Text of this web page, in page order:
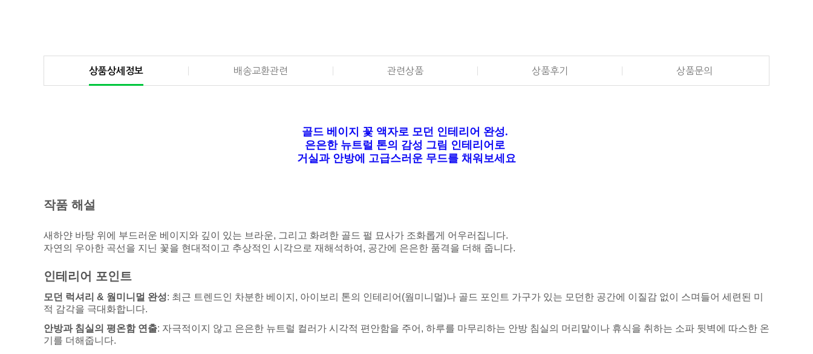
상품상세정보 배송교환관련 관련상품 상품후기 상품문의
골드 베이지 꽃 액자로 모던 인테리어 완성.
은은한 뉴트럴 톤의 감성 그림 인테리어로
거실과 안방에 고급스러운 무드를 채워보세요
작품 해설
새하얀 바탕 위에 부드러운 베이지와 깊이 있는 브라운, 그리고 화려한 골드 펄 묘사가 조화롭게 어우러집니다.
자연의 우아한 곡선을 지닌 꽃을 현대적이고 추상적인 시각으로 재해석하여, 공간에 은은한 품격을 더해 줍니다.
인테리어 포인트
모던 럭셔리 & 웜미니멀 완성: 최근 트렌드인 차분한 베이지, 아이보리 톤의 인테리어(웜미니멀)나 골드 포인트 가구가 있는 모던한 공간에 이질감 없이 스며들어 세련된 미
적 감각을 극대화합니다.
안방과 침실의 평온함 연출: 자극적이지 않고 은은한 뉴트럴 컬러가 시각적 편안함을 주어, 하루를 마무리하는 안방 침실의 머리맡이나 휴식을 취하는 소파 뒷벽에 따스한 온
기를 더해줍니다.